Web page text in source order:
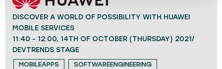
DISCOVER A WORLD OF POSSIBILITY WITH HUAWEI
MOBILE SERVICES
11:40 - 12:00, 14TH OF OCTOBER (THURSDAY) 2021/
DEVTRENDS STAGE
MOBILEAPPS SOFTWAREENGINEERING